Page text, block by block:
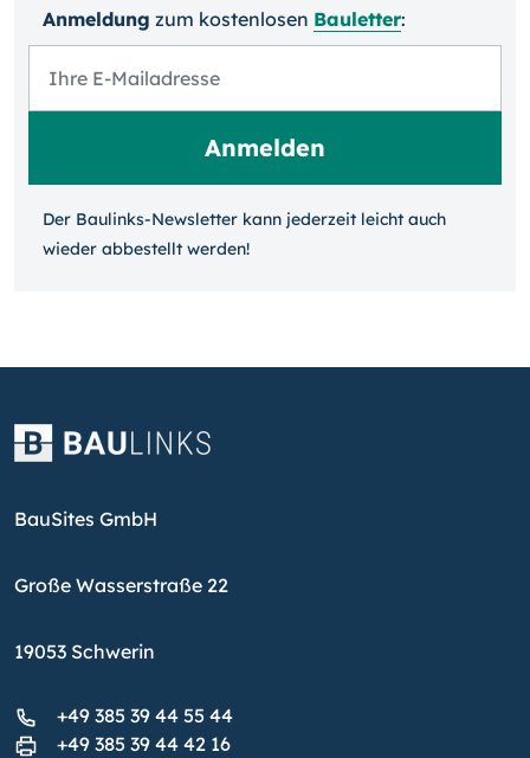
Anmeldung zum kosten­losen Bauletter:
Der Baulinks-Newsletter kann jeder­zeit leicht auch
wieder ab­bestellt werden!
BauSites GmbH
Große Wasserstraße 22
19053 Schwerin
+49 385 39 44 55 44
+49 385 39 44 42 16